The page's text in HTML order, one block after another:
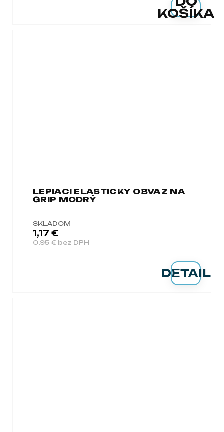
KOŠÍKA
LEPIACI ELASTICKÝ OBVÄZ NA
GRIP MODRÝ
SKLADOM
0,95 € bez DPH
1,17 €
DETAIL